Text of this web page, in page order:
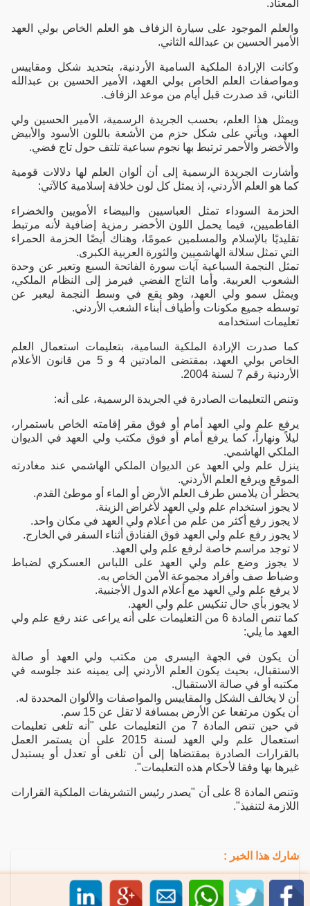
المعتاد.
والعلم الموجود على سيارة الزفاف هو العلم الخاص بولي العهد
الأمير الحسين بن عبدالله الثاني.
وكانت الإرادة الملكية السامية الأردنية، بتحديد شكل ومقاييس
ومواصفات العلم الخاص بولي العهد، الأمير الحسين بن عبدالله
الثاني، قد صدرت قبل أيام من موعد الزفاف.
ويمثل هذا العلم، بحسب الجريدة الرسمية، الأمير الحسين ولي
العهد، ويأتي على شكل حزم من الأشعة باللون الأسود والأبيض
والأخضر والأحمر ترتبط بها نجوم سباعية تلتف حول تاج فضي.
وأشارت الجريدة الرسمية إلى أن ألوان العلم لها دلالات قومية
كما هو العلم الأردني، إذ يمثل كل لون خلافة إسلامية كالآتي:
الحزمة السوداء تمثل العباسيين والبيضاء الأمويين والخضراء
الفاطميين، فيما يحمل اللون الأخضر رمزية إضافية لأنه مرتبط
تقليديًا بالإسلام والمسلمين عمومًا، وهناك أيضًا الحزمة الحمراء
التي تمثل سلالة الهاشميين والثورة العربية الكبرى.
تمثل النجمة السباعية آيات سورة الفاتحة السبع وتعبر عن وحدة
الشعوب العربية. وأما التاج الفضي فيرمز إلى النظام الملكي،
ويمثل سمو ولي العهد، وهو يقع في وسط النجمة ليعبر عن
توسطه جميع مكونات وأطياف أبناء الشعب الأردني.
تعليمات استخدامه
كما صدرت الإرادة الملكية السامية، بتعليمات استعمال العلم
الخاص بولي العهد، بمقتضى المادتين 4 و 5 من قانون الأعلام
الأردنية رقم 7 لسنة 2004.
وتنص التعليمات الصادرة في الجريدة الرسمية، على أنه:
يرفع علم ولي العهد أمام أو فوق مقر إقامته الخاص باستمرار،
ليلاً ونهاراً، كما يرفع أمام أو فوق مكتب ولي العهد في الديوان
الملكي الهاشمي.
ينزل علم ولي العهد عن الديوان الملكي الهاشمي عند مغادرته
الموقع ويرفع العلم الأردني.
يحظر أن يلامس طرف العلم الأرض أو الماء أو موطئ القدم.
لا يجوز استخدام علم ولي العهد لأغراض الزينة.
لا يجوز رفع أكثر من علم من أعلام ولي العهد في مكان واحد.
لا يجوز رفع علم ولي العهد فوق الفنادق أثناء السفر في الخارج.
لا توجد مراسم خاصة لرفع علم ولي العهد.
لا يجوز وضع علم ولي العهد على اللباس العسكري لضباط
وضباط صف وأفراد مجموعة الأمن الخاص به.
لا يرفع علم ولي العهد مع أعلام الدول الأجنبية.
لا يجوز بأي حال تنكيس علم ولي العهد.
كما تنص المادة 6 من التعليمات على أنه يراعى عند رفع علم ولي
العهد ما يلي:
أن يكون في الجهة اليسرى من مكتب ولي العهد أو صالة
الاستقبال، بحيث يكون العلم الأردني إلى يمينه عند جلوسه في
مكتبه أو في صالة الاستقبال.
أن لا يخالف الشكل والمقاييس والمواصفات والألوان المحددة له.
أن يكون مرتفعا عن الأرض بمسافة لا تقل عن 15 سم.
في حين تنص المادة 7 من التعليمات على "أنه تلغى تعليمات
استعمال علم ولي العهد لسنة 2015 على أن يستمر العمل
بالقرارات الصادرة بمقتضاها إلى أن تلغى أو تعدل أو يستبدل
غيرها بها وفقا لأحكام هذه التعليمات".
وتنص المادة 8 على أن "يصدر رئيس التشريفات الملكية القرارات
اللازمة لتنفيذ".
شارك هذا الخبر :